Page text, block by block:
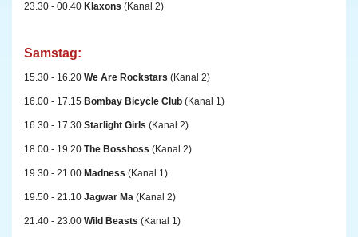
23.30 - 00.40 Klaxons (Kanal 2)
Samstag:
15.30 - 16.20 We Are Rockstars (Kanal 2)
16.00 - 17.15 Bombay Bicycle Club (Kanal 1)
16.30 - 17.30 Starlight Girls (Kanal 2)
18.00 - 19.20 The Bosshoss (Kanal 2)
19.30 - 21.00 Madness (Kanal 1)
19.50 - 21.10 Jagwar Ma (Kanal 2)
21.40 - 23.00 Wild Beasts (Kanal 1)